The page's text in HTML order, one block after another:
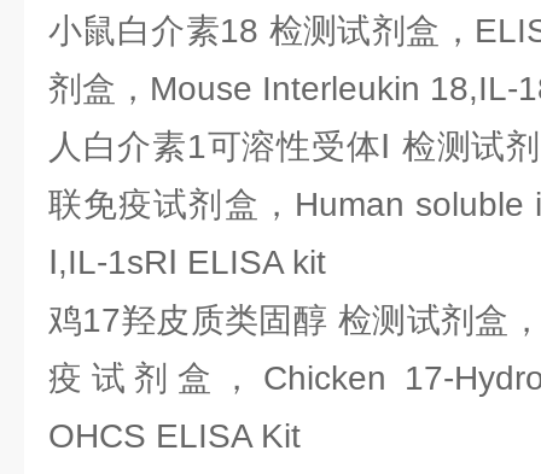
小鼠白介素18 检测试剂盒，
剂盒，Mouse Interleukin 18,IL-
人白介素1可溶性受体Ⅰ 检测试
联免疫试剂盒，Human soluble
Ⅰ,IL-1sRⅠ ELISA kit
鸡17羟皮质类固醇 检测试剂盒
疫试剂盒，Chicken 17-
OHCS ELISA Kit